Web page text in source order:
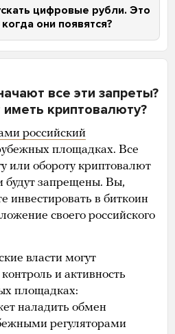
цифровые рубли. Это
они появятся?
все эти запреты?
криптовалюту?
российский
площадках. Все
или обороту криптовалют
будут запрещены. Вы,
инвестировать в биткоин
своего российского
власти могут
и активность
площадках:
наладить обмен
регуляторами